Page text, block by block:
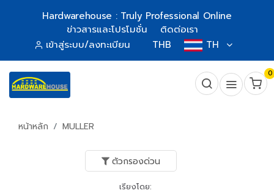
Hardwarehouse : Truly Professional Online
ข่าวสารและโปรโมชั่น
ติดต่อเรา
เข้าสู่ระบบ/ลงทะเบียน
THB TH
0
หน้าหลัก MULLER
ตัวกรองด่วน
เรียงโดย: